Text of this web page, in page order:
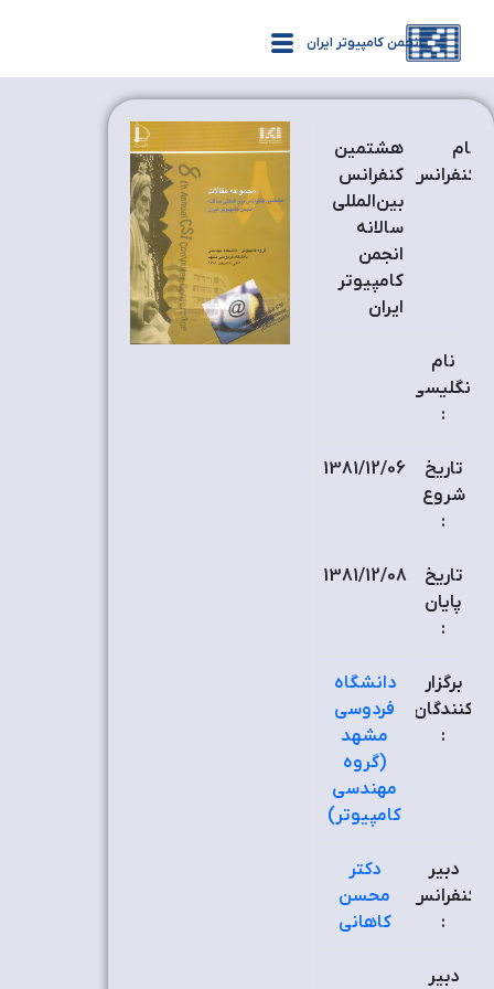
انجمن کامپیوتر ایران
نام
کنفرانس
هشتمین
کنفرانس
بین‌المللی
سالانه
انجمن
کامپیوتر
ایران
نام
انگلیسی
:
تاریخ
شروع
:
1381/12/06
تاریخ
پایان
:
1381/12/08
برگزار
کنندگان
:
دانشگاه
فردوسی
مشهد
(گروه
مهندسی
کامپیوتر)
دبیر
کنفرانس
:
دکتر
محسن
کاهانی
دبیر